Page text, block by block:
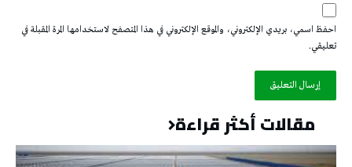
احفظ اسمي، بريدي الإلكتروني، والموقع الإلكتروني في هذا المتصفح لاستخدامها المرة المقبلة في
تعليقي.
مقالات أكثر قراءة